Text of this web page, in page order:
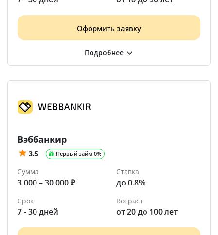
Оформить заявку
Вэббанкир
3.5 Первый займ 0%
Сумма
3 000 – 30 000 ₽
Ставка
до 0.8%
Срок
7 - 30 дней
Возраст
от 20 до 100 лет